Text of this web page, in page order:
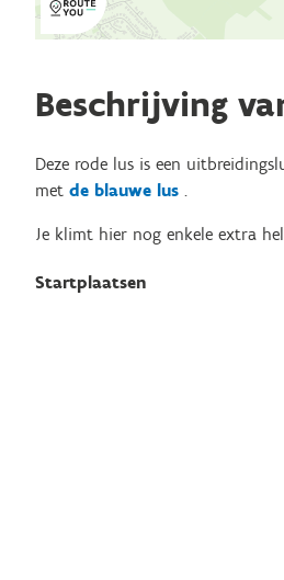
Beschrijving
Deze rode lus is een
met de blauwe lus .
Je klimt hier nog enkele extra
Startplaatsen